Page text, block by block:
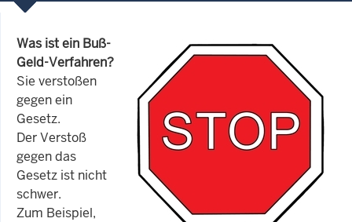
Was ist ein Buß-
Geld-Verfahren?
Sie verstoßen
gegen ein
Gesetz.
Der Verstoß
gegen das
Gesetz ist nicht
schwer.
Zum Beispiel,